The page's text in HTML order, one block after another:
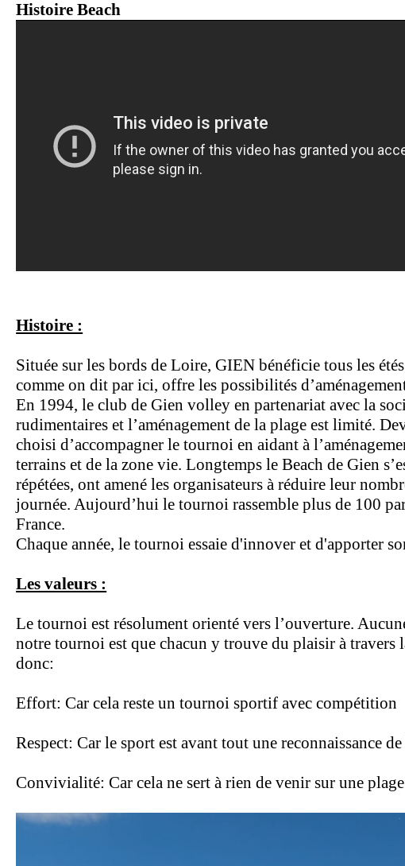
Histoire Beach
Histoire :
Située sur les bords de Loire, GIEN bénéficie tous les
comme on dit par ici, offre les possibilités
En 1994, le club de Gien volley en partenariat avec la
rudimentaires et l’aménagement de la plage est limité.
choisi d’accompagner le tournoi en aidant à
terrains et de la zone vie. Longtemps le Beach de Gien
répétées, ont amené les organisateurs à réduire leur
journée. Aujourd’hui le tournoi rassemble plus de 100
France.
Chaque année, le tournoi essaie d'innover et d'apporter
Les valeurs :
Le tournoi est résolument orienté vers l’ouverture.
notre tournoi est que chacun y trouve du plaisir à
donc:
Effort: Car cela reste un tournoi sportif avec compétition
Respect: Car le sport est avant tout une reconnaissance
Convivialité: Car cela ne sert à rien de venir sur une